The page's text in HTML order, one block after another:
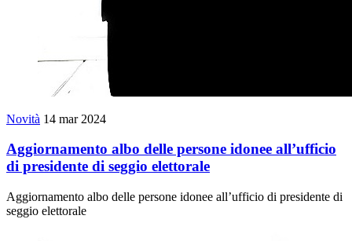
Novità 14 mar 2024
Aggiornamento albo delle persone idonee all’ufficio
di presidente di seggio elettorale
Aggiornamento albo delle persone idonee all’ufficio di presidente di
seggio elettorale